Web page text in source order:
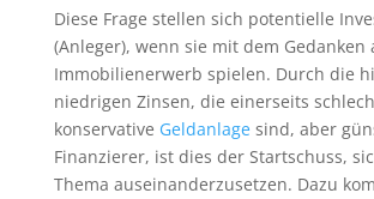
Diese Frage stellen sich potentielle
(Anleger), wenn sie mit dem Gedanken
Immobilienerwerb spielen. Durch die
niedrigen Zinsen, die einerseits
konservative Geldanlagesind, aber
Finanzierer, ist dies der Startschuss,
Thema auseinanderzusetzen. Dazu